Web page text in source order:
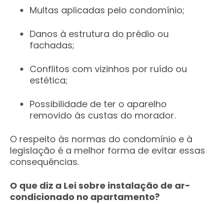
Multas aplicadas pelo condomínio;
Danos à estrutura do prédio ou
fachadas;
Conflitos com vizinhos por ruído ou
estética;
Possibilidade de ter o aparelho
removido às custas do morador.
O respeito às normas do condomínio e à
legislação é a melhor forma de evitar essas
consequências.
O que diz a Lei sobre instalação de ar-
condicionado no apartamento?